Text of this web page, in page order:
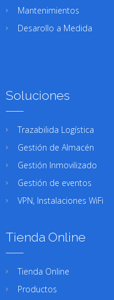
Mantenimientos
Desarollo a Medida
Soluciones
Trazabilida Logística
Gestión de Almacén
Gestión Inmovilizado
Gestión de eventos
VPN, Instalaciones WiFi
Tienda Online
Tienda Online
Productos